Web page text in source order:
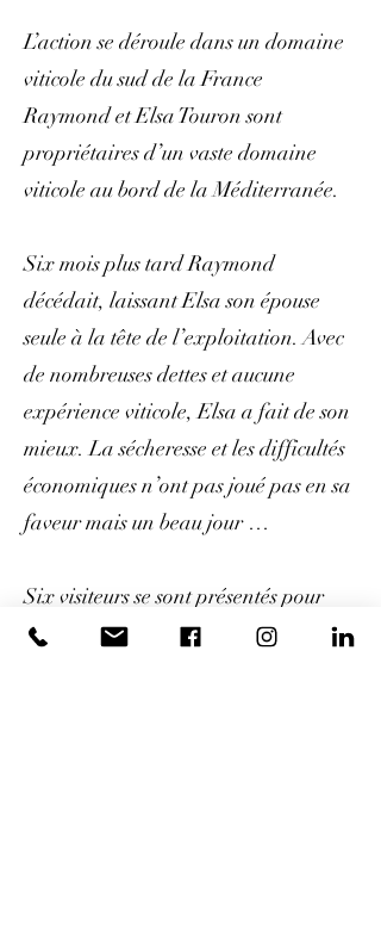
L’action se déroule dans un domaine
viticole du sud de la France
Raymond et Elsa Touron sont
propriétaires d’un vaste domaine
viticole au bord de la Méditerranée.
Six mois plus tard Raymond
décédait, laissant Elsa son épouse
seule à la tête de l’exploitation. Avec
de nombreuses dettes et aucune
expérience viticole, Elsa a fait de son
mieux. La sécheresse et les difficultés
économiques n’ont pas joué pas en sa
faveur mais un beau jour …
Six visiteurs se sont présentés pour
une dégustation … qu’Elsa ne pourra